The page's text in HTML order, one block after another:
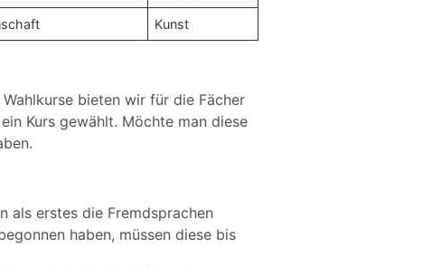
Kunst
bieten wir für die Fächer
Kurs gewählt. Möchte man diese
als erstes die Fremdsprachen
haben, müssen diese bis